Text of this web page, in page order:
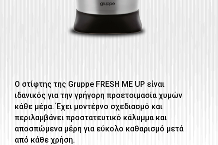
Ο στίφτης της Gruppe FRESH ME UP είναι
ιδανικός για την γρήγορη προετοιμασία χυμών
κάθε μέρα. Έχει μοντέρνο σχεδιασμό και
περιλαμβάνει προστατευτικό κάλυμμα και
αποσπώμενα μέρη για εύκολο καθαρισμό μετά
από κάθε χρήση.